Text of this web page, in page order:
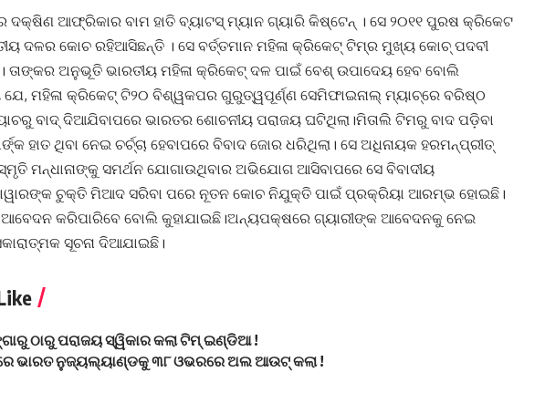
ଆଫ୍ରିକାର ବାମ ହାତି ବ୍ୟାଟସ୍ ମ୍ୟାନ ଗ୍ୟାରି କିଷ୍ଟେନ୍ । ସେ ୨୦୧୧ ପୁରଷ କ୍ରିକେଟ
ଦଳର କୋଚ ରହିଆସିଛନ୍ତି । ସେ ବର୍ତ୍ତମାନ ମହିଳା କ୍ରିକେଟ୍ ଟିମ୍ର ମୁଖ୍ୟ କୋଚ୍ ପଦବୀ
ତାଙ୍କର ଅନୁଭୂତି ଭାରତୀୟ ମହିଳା କ୍ରିକେଟ୍ ଦଳ ପାଇଁ ବେଶ୍ ଉପାଦେୟ ହେବ ବୋଲି
ଯେ, ମହିଳା କ୍ରିକେଟ୍ ଟି୨୦ ବିଶ୍ୱକପର ଗୁରୁତ୍ୱପୂର୍ଣ୍ଣ ସେମିଫାଇନାଲ୍ ମ୍ୟାଚ୍ରେ ବରିଷ୍ଠ
ବାଦ୍ ଦିଆଯିବାପରେ ଭାରତର ଶୋଚନୀୟ ପରାଜୟ ଘଟିଥିଲା।ମିତାଲି ଟିମରୁ ବାଦ ପଡ଼ିବା
ହାତ ଥିବା ନେଇ ଚର୍ଚ୍ଚା ହେବାପରେ ବିବାଦ ଜୋର ଧରିଥିଲା। ସେ ଅଧିନାୟକ ହରମନ୍ପ୍ରୀତ୍
ମନ୍ଧାନାଙ୍କୁ ସମର୍ଥନ ଯୋଗାଉଥିବାର ଅଭିଯୋଗ ଆସିବାପରେ ସେ ବିବାଦୀୟ
ଚୁକ୍ତି ମିଆଦ ସରିବା ପରେ ନୂତନ କୋଚ ନିଯୁକ୍ତି ପାଇଁ ପ୍ରକ୍ରିୟା ଆରମ୍ଭ ହୋଇଛି।
କରିପାରିବେ ବୋଲି କୁହାଯାଇଛି।ଅନ୍ୟପକ୍ଷରେ ଗ୍ୟାରୀଙ୍କ ଆବେଦନକୁ ନେଇ
ସୂଚନା ଦିଆଯାଇଛି।
ଠାରୁ ପରାଜୟ ସ୍ୱିକାର କଲା ଟିମ୍ ଇଣ୍ଡିଆ !
ଭାରତ ନୁଜ୍ୟଲ୍ୟାଣ୍ଡକୁ ୩୮ ଓଭରରେ ଅଲ ଆଉଟ୍ କଲା !